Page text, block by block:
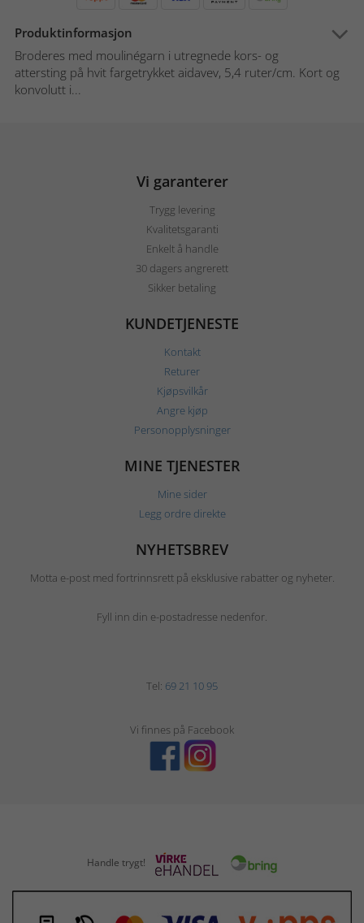
Produktinformasjon
Broderes med moulinégarn i utregnede kors- og
attersting på hvit fargetrykket aidavev, 5,4 ruter/cm. Kort og
konvolutt i...
Vi garanterer
Trygg levering
Kvalitetsgaranti
Enkelt å handle
30 dagers angrerett
Sikker betaling
KUNDETJENESTE
Kontakt
Returer
Kjøpsvilkår
Angre kjøp
Personopplysninger
MINE TJENESTER
Mine sider
Legg ordre direkte
NYHETSBREV
Motta e-post med fortrinnsrett på eksklusive rabatter og nyheter.
Fyll inn din e-postadresse nedenfor.
Tel: 69 21 10 95
Vi finnes på Facebook
Handle trygt!